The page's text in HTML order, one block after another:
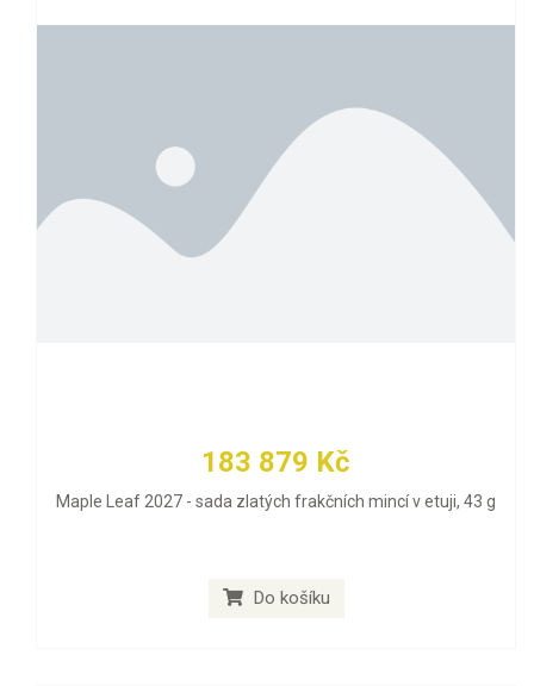
183 879 Kč
Maple Leaf 2027 - sada zlatých frakčních mincí v etuji, 43 g
Do košíku